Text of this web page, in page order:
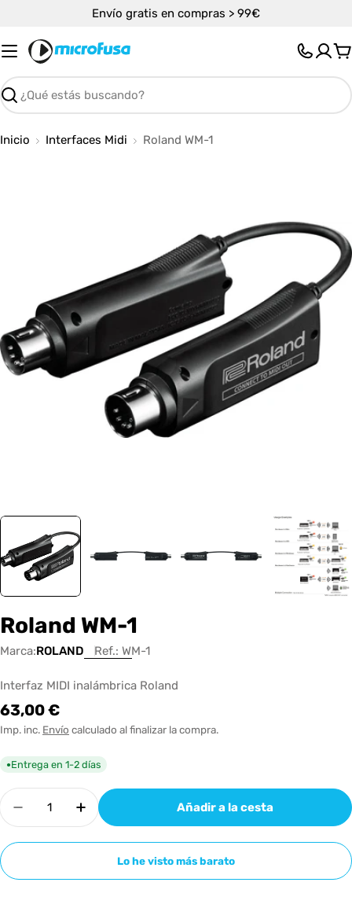
contenido
Envío gratis en compras > 99€
Buscar
Inicio Interfaces Midi Roland WM-1
medios 0 en modal
Roland WM-1
Marca:ROLAND Ref.: WM-1
Interfaz MIDI inalámbrica Roland
Precio
habitual
63,00 €
Imp. inc. Envío calculado al finalizar la compra.
●Entrega en 1-2 días
Cantidad
Disminuir cantidad para Roland WM-1
Aumentar cantidad para Roland WM-1
Añadir a la cesta
Lo he visto más barato